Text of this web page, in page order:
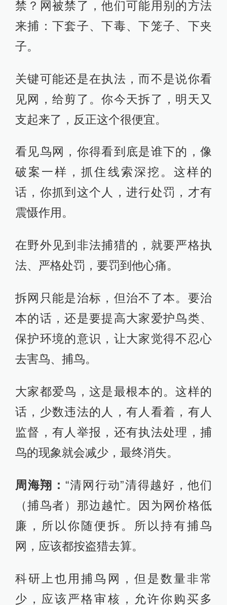
禁？网被禁了，他们可能用别的方法
来捕：下套子、下毒、下笼子、下夹
子。
关键可能还是在执法，而不是说你看
见网，给剪了。你今天拆了，明天又
支起来了，反正这个很便宜。
看见鸟网，你得看到底是谁下的，像
破案一样，抓住线索深挖。这样的
话，你抓到这个人，进行处罚，才有
震慑作用。
在野外见到非法捕猎的，就要严格执
法、严格处罚，要罚到他心痛。
拆网只能是治标，但治不了本。要治
本的话，还是要提高大家爱护鸟类、
保护环境的意识，让大家觉得不忍心
去害鸟、捕鸟。
大家都爱鸟，这是最根本的。这样的
话，少数违法的人，有人看着，有人
监督，有人举报，还有执法处理，捕
鸟的现象就会减少，最终消失。
周海翔： “清网行动”清得越好，他们
（捕鸟者）那边越忙。因为网价格低
廉，所以你随便拆。所以持有捕鸟
网，应该都按盗猎去算。
科研上也用捕鸟网，但是数量非常
少，应该严格审核，允许你购买多